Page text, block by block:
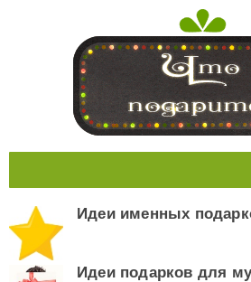
Идеи именных
Идеи подарков для